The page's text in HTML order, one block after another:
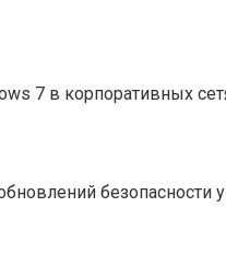
7 в корпоративных